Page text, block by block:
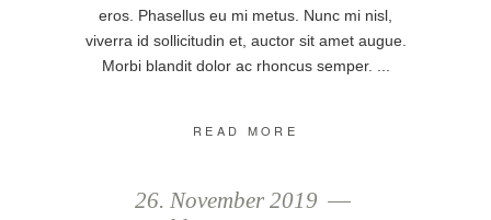
eros. Phasellus eu mi metus. Nunc mi nisl,
viverra id sollicitudin et, auctor sit amet augue.
Morbi blandit dolor ac rhoncus semper.
READ MORE
26. November 2019